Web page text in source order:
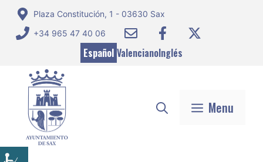
Saltar
contenido
Plaza Constitución, 1 - 03630 Sax
+34 965 47 40 06
Español ValencianoInglés
Menu